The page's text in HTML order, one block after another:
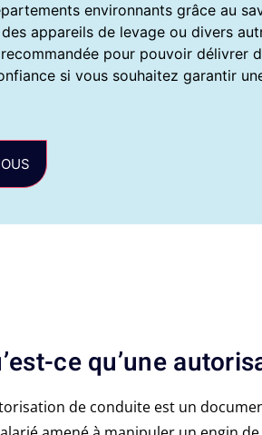
environnants grâce au
appareils de levage ou divers
pour pouvoir délivrer
si vous souhaitez garantir
ce qu’une
de conduite est un